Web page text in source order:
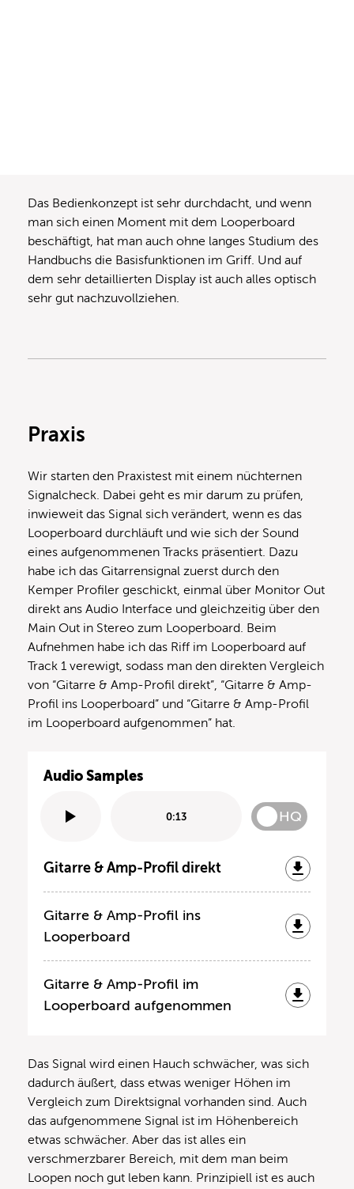
Das Bedienkonzept ist sehr durchdacht, und wenn
man sich einen Moment mit dem Looperboard
beschäftigt, hat man auch ohne langes Studium des
Handbuchs die Basisfunktionen im Griff. Und auf
dem sehr detaillierten Display ist auch alles optisch
sehr gut nachzuvollziehen.
Praxis
Wir starten den Praxistest mit einem nüchternen
Signalcheck. Dabei geht es mir darum zu prüfen,
inwieweit das Signal sich verändert, wenn es das
Looperboard durchläuft und wie sich der Sound
eines aufgenommenen Tracks präsentiert. Dazu
habe ich das Gitarrensignal zuerst durch den
Kemper Profiler geschickt, einmal über Monitor Out
direkt ans Audio Interface und gleichzeitig über den
Main Out in Stereo zum Looperboard. Beim
Aufnehmen habe ich das Riff im Looperboard auf
Track 1 verewigt, sodass man den direkten Vergleich
von “Gitarre & Amp-Profil direkt”, “Gitarre & Amp-
Profil ins Looperboard” und “Gitarre & Amp-Profil
im Looperboard aufgenommen” hat.
Audio Samples
0:13 HQ
Gitarre & Amp-Profil direkt
Gitarre & Amp-Profil ins
Looperboard
Gitarre & Amp-Profil im
Looperboard aufgenommen
Das Signal wird einen Hauch schwächer, was sich
dadurch äußert, dass etwas weniger Höhen im
Vergleich zum Direktsignal vorhanden sind. Auch
das aufgenommene Signal ist im Höhenbereich
etwas schwächer. Aber das ist alles ein
verschmerzbarer Bereich, mit dem man beim
Loopen noch gut leben kann. Prinzipiell ist es auch